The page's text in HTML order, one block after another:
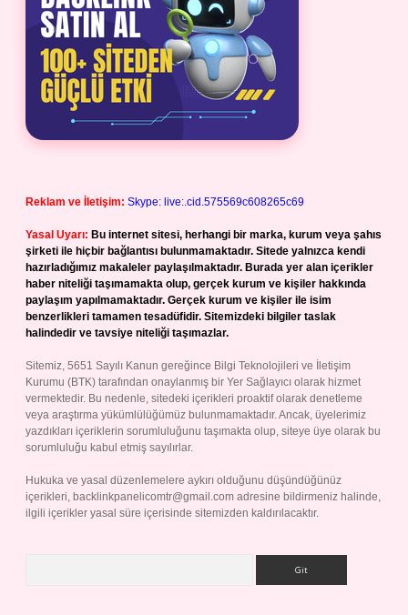
Reklam ve İletişim: Skype: live:.cid.575569c608265c69
Yasal Uyarı: Bu internet sitesi, herhangi bir marka, kurum veya şahıs
şirketi ile hiçbir bağlantısı bulunmamaktadır. Sitede yalnızca kendi
hazırladığımız makaleler paylaşılmaktadır. Burada yer alan içerikler
haber niteliği taşımamakta olup, gerçek kurum ve kişiler hakkında
paylaşım yapılmamaktadır. Gerçek kurum ve kişiler ile isim
benzerlikleri tamamen tesadüfidir. Sitemizdeki bilgiler taslak
halindedir ve tavsiye niteliği taşımazlar.
Sitemiz, 5651 Sayılı Kanun gereğince Bilgi Teknolojileri ve İletişim
Kurumu (BTK) tarafından onaylanmış bir Yer Sağlayıcı olarak hizmet
vermektedir. Bu nedenle, sitedeki içerikleri proaktif olarak denetleme
veya araştırma yükümlülüğümüz bulunmamaktadır. Ancak, üyelerimiz
yazdıkları içeriklerin sorumluluğunu taşımakta olup, siteye üye olarak bu
sorumluluğu kabul etmiş sayılırlar.
Hukuka ve yasal düzenlemelere aykırı olduğunu düşündüğünüz
içerikleri, backlinkpanelicomtr@gmail.com adresine bildirmeniz halinde,
ilgili içerikler yasal süre içerisinde sitemizden kaldırılacaktır.